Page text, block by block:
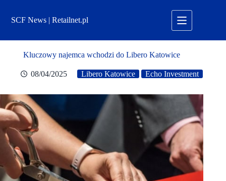
treściSCF News | Retailnet.pl
Kluczowy najemca wchodzi do Libero Katowice
08/04/2025 Libero Katowice Echo Investment